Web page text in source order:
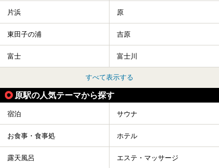
片浜 原
東田子の浦 吉原
富士 富士川
すべて表示する
原駅の人気テーマから探す
宿泊 サウナ
お食事・食事処 ホテル
露天風呂 エステ・マッサージ